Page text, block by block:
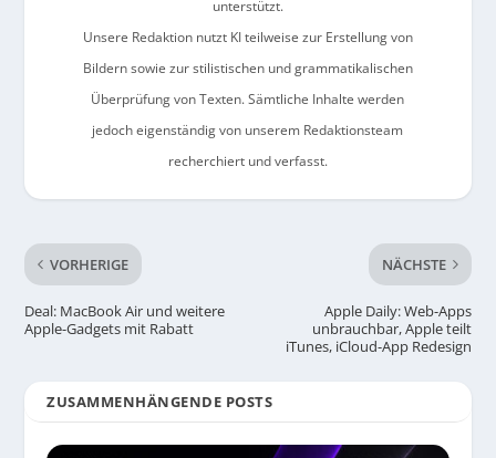
unterstützt.
Unsere Redaktion nutzt KI teilweise zur Erstellung von
Bildern sowie zur stilistischen und grammatikalischen
Überprüfung von Texten. Sämtliche Inhalte werden
jedoch eigenständig von unserem Redaktionsteam
recherchiert und verfasst.
VORHERIGE
Deal: MacBook Air und weitere
Apple-Gadgets mit Rabatt
NÄCHSTE
Apple Daily: Web-Apps
unbrauchbar, Apple teilt
iTunes, iCloud-App Redesign
ZUSAMMENHÄNGENDE POSTS